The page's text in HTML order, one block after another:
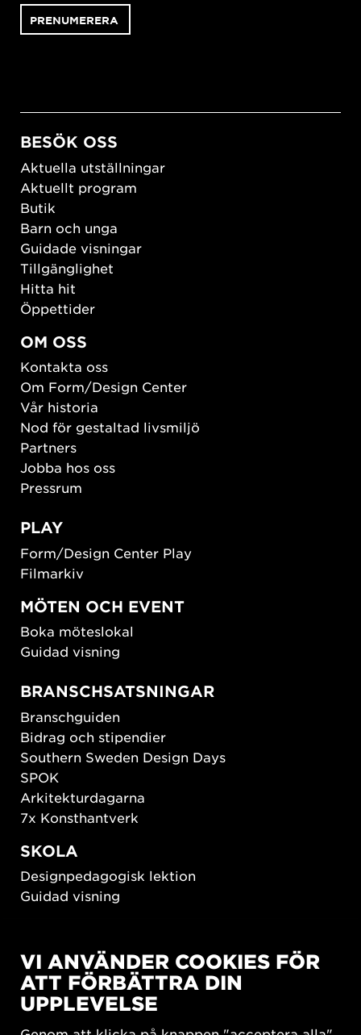
BESÖK OSS
Aktuella utställningar
Aktuellt program
Butik
Barn och unga
Guidade visningar
Tillgänglighet
Hitta hit
Öppettider
OM OSS
Kontakta oss
Om Form/Design Center
Vår historia
Nod för gestaltad livsmiljö
Partners
Jobba hos oss
Pressrum
PLAY
Form/Design Center Play
Filmarkiv
MÖTEN OCH EVENT
Boka möteslokal
Guidad visning
BRANSCHSATSNINGAR
Branschguiden
Bidrag och stipendier
Southern Sweden Design Days
SPOK
Arkitekturdagarna
7x Konsthantverk
SKOLA
Designpedagogisk lektion
Guidad visning
New European Bauhaus
SUSTAINORDIC
Share Future Living
VI ANVÄNDER COOKIES FÖR
ATT FÖRBÄTTRA DIN
UPPLEVELSE